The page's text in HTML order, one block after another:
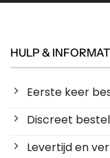
HULP &
Eerste keer
Discreet
Levertijd en